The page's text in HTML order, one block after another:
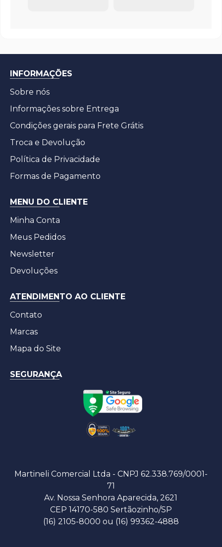
INFORMAÇÕES
Sobre nós
Informações sobre Entrega
Condições gerais para Frete Grátis
Troca e Devolução
Política de Privacidade
Formas de Pagamento
MENU DO CLIENTE
Minha Conta
Meus Pedidos
Newsletter
Devoluções
ATENDIMENTO AO CLIENTE
Contato
Marcas
Mapa do Site
SEGURANÇA
Martineli Comercial Ltda - CNPJ 62.338.769/0001-
71
Av. Nossa Senhora Aparecida, 2621
CEP 14170-580 Sertãozinho/SP
(16) 2105-8000 ou (16) 99362-4888